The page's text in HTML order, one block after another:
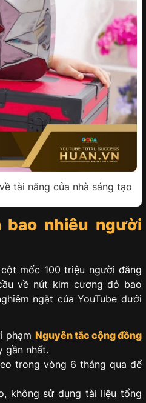
tài năng của nhà sáng tạo
nhiêu người
mốc 100 triệu người đăng
về nút kim cương đỏ bao
ngặt của YouTube dưới
phạm Nguyên tắc cộng đồng
gần nhất.
trong vòng 6 tháng qua để
không sử dụng tài liệu tổng